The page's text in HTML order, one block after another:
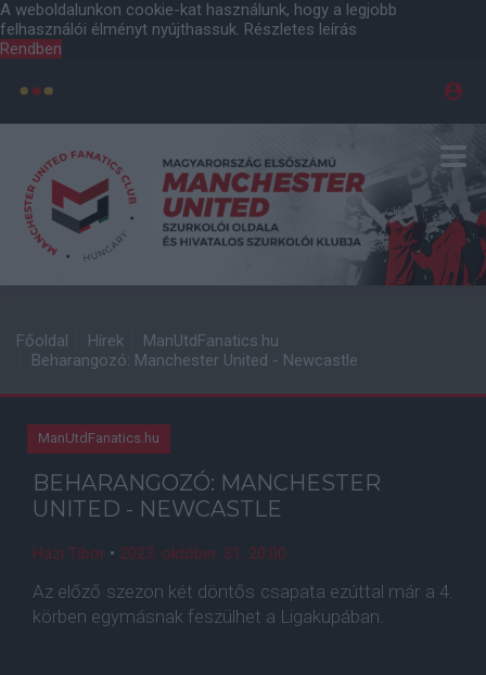
A weboldalunkon cookie-kat használunk, hogy a legjobb
felhasználói élményt nyújthassuk. Részletes leírás
Rendben
Főoldal Hírek
ManUtdFanatics.hu
Beharangozó: Manchester United - Newcastle
ManUtdFanatics.hu
BEHARANGOZÓ: MANCHESTER
UNITED - NEWCASTLE
Házi Tibor • 2023. október. 31. 20:00
Az előző szezon két döntős csapata ezúttal már a 4.
körben egymásnak feszülhet a Ligakupában.